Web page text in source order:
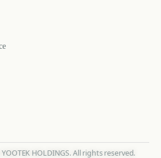
YOOTEK HOLDINGS. All rights reserved.